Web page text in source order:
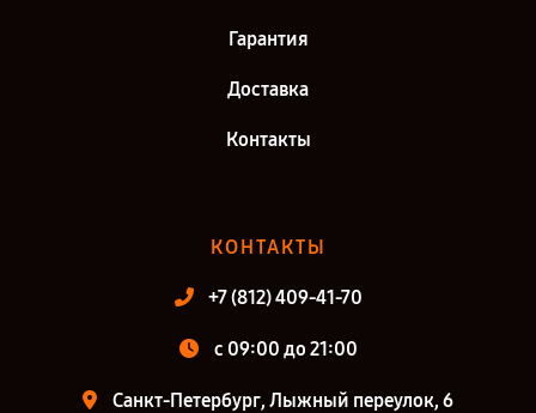
Гарантия
Доставка
Контакты
КОНТАКТЫ
+7 (812) 409-41-70
c 09:00 до 21:00
Санкт-Петербург, Лыжный переулок, 6